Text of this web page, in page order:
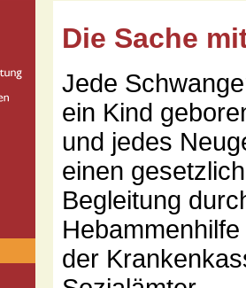
Die Sache
Jede
ein Kind
und jedes
einen
Begleitung
der